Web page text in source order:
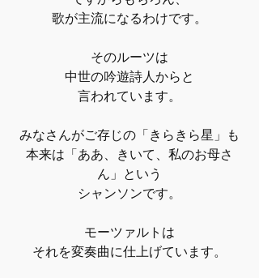
歌が主流になるわけです。
そのルーツは
中世の吟遊詩人からと
言われています。
みなさんがご存じの「きらきら星」も
本来は「ああ、きいて、私のお母さ
ん」という
シャンソンです。
モーツァルトは
それを変奏曲に仕上げています。